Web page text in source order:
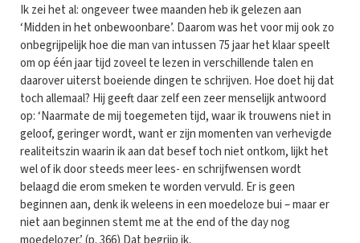
Ik zei het al: ongeveer twee maanden heb ik gelezen aan
‘Midden in het onbewoonbare’. Daarom was het voor mij ook zo
onbegrijpelijk hoe die man van intussen 75 jaar het klaar speelt
om op één jaar tijd zoveel te lezen in verschillende talen en
daarover uiterst boeiende dingen te schrijven. Hoe doet hij dat
toch allemaal? Hij geeft daar zelf een zeer menselijk antwoord
op: ‘Naarmate de mij toegemeten tijd, waar ik trouwens niet in
geloof, geringer wordt, want er zijn momenten van verhevigde
realiteitszin waarin ik aan dat besef toch niet ontkom, lijkt het
wel of ik door steeds meer lees- en schrijfwensen wordt
belaagd die erom smeken te worden vervuld. Er is geen
beginnen aan, denk ik weleens in een moedeloze bui – maar er
niet aan beginnen stemt me at the end of the day nog